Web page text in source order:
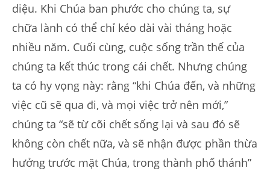
diệu. Khi Chúa ban phước cho chúng ta, sự
chữa lành có thể chỉ kéo dài vài tháng hoặc
nhiều năm. Cuối cùng, cuộc sống trần thế của
chúng ta kết thúc trong cái chết. Nhưng chúng
ta có hy vọng này: rằng “khi Chúa đến, và những
việc cũ sẽ qua đi, và mọi việc trở nên mới,”
chúng ta “sẽ từ cõi chết sống lại và sau đó sẽ
không còn chết nữa, và sẽ nhận được phần thừa
hưởng trước mặt Chúa, trong thành phố thánh”